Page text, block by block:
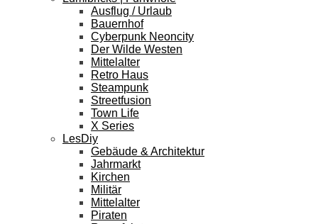
Ausflug / Urlaub
Bauernhof
Cyberpunk Neoncity
Der Wilde Westen
Mittelalter
Retro Haus
Steampunk
Streetfusion
Town Life
X Series
LesDiy
Gebäude & Architektur
Jahrmarkt
Kirchen
Militär
Mittelalter
Piraten